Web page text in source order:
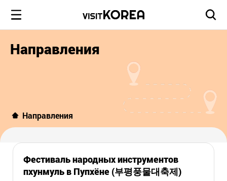
Направления
Направления
Фестиваль народных инструментов
пхунмуль в Пупхёне (부평풍물대축제)